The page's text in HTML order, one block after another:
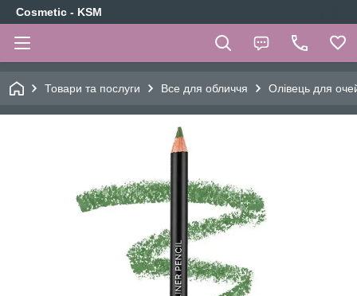
Cosmetic - KSM
Товари та послуги Все для обличчя Олівець для